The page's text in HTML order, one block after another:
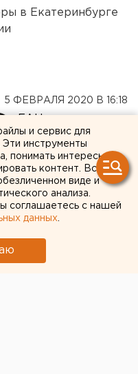
в Екатеринбурге
5 ФЕВРАЛЯ 2020 В 16:18
хотят
и сервис для
Эти инструменты
понимать интересы
контент. Вся
виде и
анализа.
соглашаетесь с нашей
данных